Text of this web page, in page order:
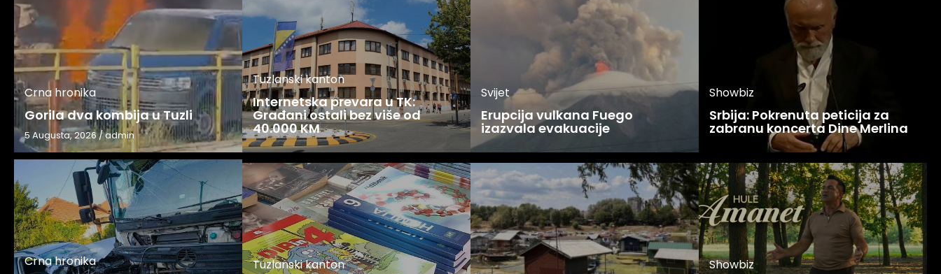
Crna hronika
Gorila dva kombija u Tuzli
5 Augusta, 2026/admin
Crna hronika
Tuzlanski kanton
Internetska prevara u TK:
Građani ostali bez više od
40.000 KM
Tuzlanski kanton
Svijet
Erupcija vulkana Fuego
izazvala evakuacije
Showbiz
Srbija: Pokrenuta peticija za
zabranu koncerta Dine Merlina
Showbiz